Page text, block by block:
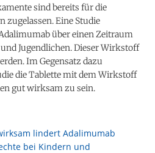
sind bereits für die
zugelassen. Eine Studie
über einen Zeitraum
Jugendlichen. Dieser Wirkstoff
Im Gegensatz dazu
die Tablette mit dem Wirkstoff
gut wirksam zu sein.
lindert Adalimumab
bei Kindern und